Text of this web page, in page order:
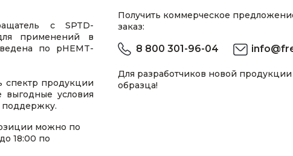
с SPTD-
применений в
по pHEMT-
спектр продукции
условия
поддержку.
можно по
18:00 по
Получить коммерческое
заказ:
8 800 301-96-04
Для разработчиков новой
образца!